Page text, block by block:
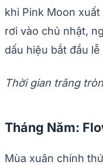
khi Pink Moon
rơi vào chủ nhật,
dấu hiệu bắt đầu
Thời gian trăng
Tháng Năm:
Mùa xuân chính